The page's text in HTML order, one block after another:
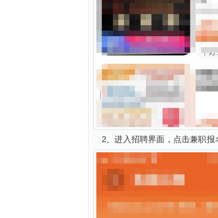
2、进入招聘界面，点击兼职报